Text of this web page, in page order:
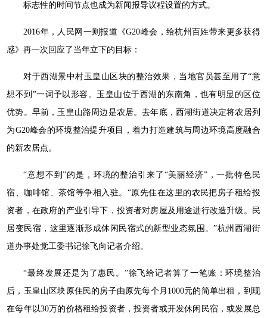
标志性的时间节点也成为新闻报导议程设置的方式。
2016年，人民网一则报道《G20峰会，给杭州百姓带来更多获得
感》再一次回应了当年立下的目标：
对于西湖景中村玉皇山区块的整治效果，当地官员甚至用了“意
想不到”一词予以形容。玉皇山位于西湖的东南角，也有明显的区位
优势。早前，玉皇山路周边是农居。去年底，西湖街道决定将农居列
为G20峰会的环境整治提升项目，着力打造建筑与周边环境高度融合
的新农居点。
“意想不到”的是，环境的整治引来了“美丽经济”，一批特色民
宿、咖啡馆、茶馆等争相入驻。“原先住在这里的农民把房子租给投
资者，在政府的产业引导下，投资者对房屋及用途进行改造升级。民
居变民宿，这里逐渐形成休闲民宿式的新型业态氛围。”杭州西湖街
道办事处党工委书记徐飞向记者介绍。
“最终发展还是为了惠民。”徐飞给记者算了一笔账：环境整治
后，玉皇山区块原住民的房子由原先每个月1000元的简单出租，到现
在每年以30万的价格租给投资者，投资者或开发休闲民宿，或发展总